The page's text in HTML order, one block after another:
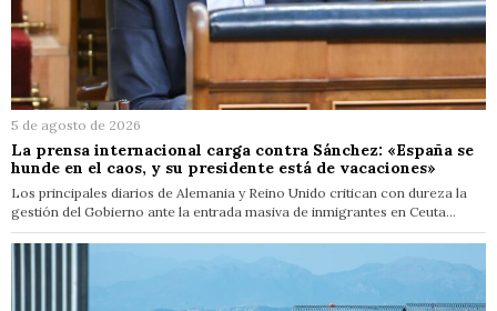
5 de agosto de 2026
La prensa internacional carga contra Sánchez: «España se
hunde en el caos, y su presidente está de vacaciones»
Los principales diarios de Alemania y Reino Unido critican con dureza la
gestión del Gobierno ante la entrada masiva de inmigrantes en Ceuta…